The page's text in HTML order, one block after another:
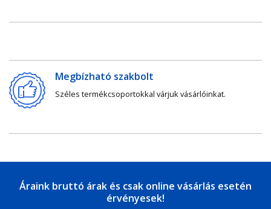
Megbízható szakbolt
Széles termékcsoportokkal várjuk vásárlóinkat.
Áraink bruttó árak és csak online vásárlás esetén
érvényesek!